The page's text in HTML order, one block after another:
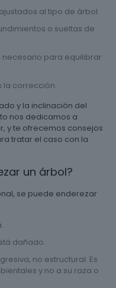
al tipo de árbol.
o sueltas de
necesario para equilibrar
la corrección.
y la inclinación del
nos dedicamos a
y te ofrecemos consejos
tratar el caso con la
un árbol?
se puede enderezar
dañado.
no estructural. Es
y no a su raza o